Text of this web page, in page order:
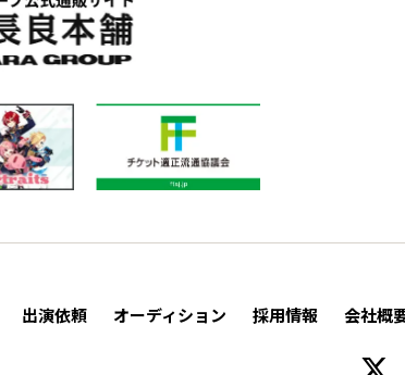
出演依頼 オーディション 採用情報 会社概